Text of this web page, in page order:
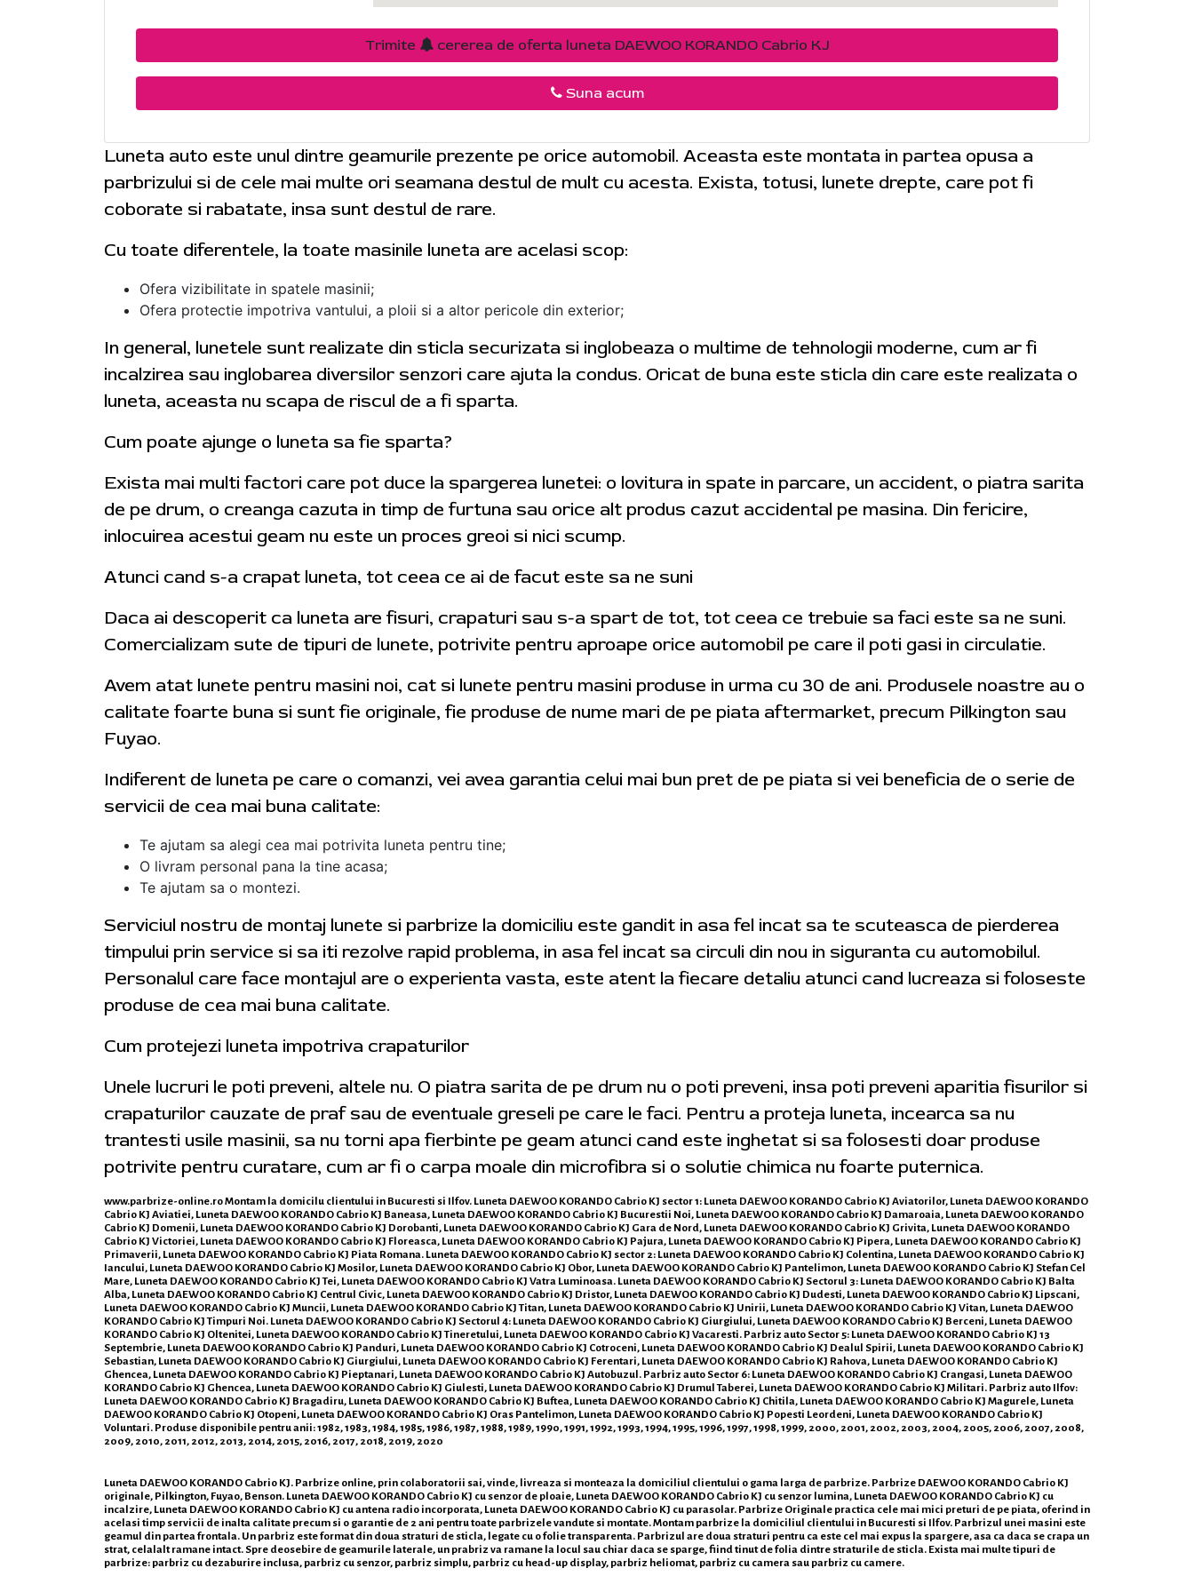
Trimite cererea de oferta luneta DAEWOO KORANDO Cabrio KJ
Suna acum
Luneta auto este unul dintre geamurile prezente pe orice automobil. Aceasta este montata in partea opusa a
parbrizului si de cele mai multe ori seamana destul de mult cu acesta. Exista, totusi, lunete drepte, care pot fi
coborate si rabatate, insa sunt destul de rare.
Cu toate diferentele, la toate masinile luneta are acelasi scop:
Ofera vizibilitate in spatele masinii;
Ofera protectie impotriva vantului, a ploii si a altor pericole din exterior;
In general, lunetele sunt realizate din sticla securizata si inglobeaza o multime de tehnologii moderne, cum ar fi
incalzirea sau inglobarea diversilor senzori care ajuta la condus. Oricat de buna este sticla din care este realizata o
luneta, aceasta nu scapa de riscul de a fi sparta.
Cum poate ajunge o luneta sa fie sparta?
Exista mai multi factori care pot duce la spargerea lunetei: o lovitura in spate in parcare, un accident, o piatra sarita
de pe drum, o creanga cazuta in timp de furtuna sau orice alt produs cazut accidental pe masina. Din fericire,
inlocuirea acestui geam nu este un proces greoi si nici scump.
Atunci cand s-a crapat luneta, tot ceea ce ai de facut este sa ne suni
Daca ai descoperit ca luneta are fisuri, crapaturi sau s-a spart de tot, tot ceea ce trebuie sa faci este sa ne suni.
Comercializam sute de tipuri de lunete, potrivite pentru aproape orice automobil pe care il poti gasi in circulatie.
Avem atat lunete pentru masini noi, cat si lunete pentru masini produse in urma cu 30 de ani. Produsele noastre au o
calitate foarte buna si sunt fie originale, fie produse de nume mari de pe piata aftermarket, precum Pilkington sau
Fuyao.
Indiferent de luneta pe care o comanzi, vei avea garantia celui mai bun pret de pe piata si vei beneficia de o serie de
servicii de cea mai buna calitate:
Te ajutam sa alegi cea mai potrivita luneta pentru tine;
O livram personal pana la tine acasa;
Te ajutam sa o montezi.
Serviciul nostru de montaj lunete si parbrize la domiciliu este gandit in asa fel incat sa te scuteasca de pierderea
timpului prin service si sa iti rezolve rapid problema, in asa fel incat sa circuli din nou in siguranta cu automobilul.
Personalul care face montajul are o experienta vasta, este atent la fiecare detaliu atunci cand lucreaza si foloseste
produse de cea mai buna calitate.
Cum protejezi luneta impotriva crapaturilor
Unele lucruri le poti preveni, altele nu. O piatra sarita de pe drum nu o poti preveni, insa poti preveni aparitia fisurilor si
crapaturilor cauzate de praf sau de eventuale greseli pe care le faci. Pentru a proteja luneta, incearca sa nu
trantesti usile masinii, sa nu torni apa fierbinte pe geam atunci cand este inghetat si sa folosesti doar produse
potrivite pentru curatare, cum ar fi o carpa moale din microfibra si o solutie chimica nu foarte puternica.
www.parbrize-online.roMontam la domicilu clientului in Bucuresti si Ilfov. Luneta DAEWOO KORANDO Cabrio KJ sector 1: Luneta DAEWOO KORANDO Cabrio KJ Aviatorilor, Luneta DAEWOO KORANDO
Cabrio KJ Aviatiei, Luneta DAEWOO KORANDO Cabrio KJ Baneasa, Luneta DAEWOO KORANDO Cabrio KJ Bucurestii Noi, Luneta DAEWOO KORANDO Cabrio KJ Damaroaia, Luneta DAEWOO KORANDO
Cabrio KJ Domenii, Luneta DAEWOO KORANDO Cabrio KJ Dorobanti, Luneta DAEWOO KORANDO Cabrio KJ Gara de Nord, Luneta DAEWOO KORANDO Cabrio KJ Grivita, Luneta DAEWOO KORANDO
Cabrio KJ Victoriei, Luneta DAEWOO KORANDO Cabrio KJ Floreasca, Luneta DAEWOO KORANDO Cabrio KJ Pajura, Luneta DAEWOO KORANDO Cabrio KJ Pipera, Luneta DAEWOO KORANDO Cabrio KJ
Primaverii, Luneta DAEWOO KORANDO Cabrio KJ Piata Romana. Luneta DAEWOO KORANDO Cabrio KJ sector 2: Luneta DAEWOO KORANDO Cabrio KJ Colentina, Luneta DAEWOO KORANDO Cabrio KJ
Iancului, Luneta DAEWOO KORANDO Cabrio KJ Mosilor, Luneta DAEWOO KORANDO Cabrio KJ Obor, Luneta DAEWOO KORANDO Cabrio KJ Pantelimon, Luneta DAEWOO KORANDO Cabrio KJ Stefan Cel
Mare, Luneta DAEWOO KORANDO Cabrio KJ Tei, Luneta DAEWOO KORANDO Cabrio KJ Vatra Luminoasa. Luneta DAEWOO KORANDO Cabrio KJ Sectorul 3: Luneta DAEWOO KORANDO Cabrio KJ Balta
Alba, Luneta DAEWOO KORANDO Cabrio KJ Centrul Civic, Luneta DAEWOO KORANDO Cabrio KJ Dristor, Luneta DAEWOO KORANDO Cabrio KJ Dudesti, Luneta DAEWOO KORANDO Cabrio KJ Lipscani,
Luneta DAEWOO KORANDO Cabrio KJ Muncii, Luneta DAEWOO KORANDO Cabrio KJ Titan, Luneta DAEWOO KORANDO Cabrio KJ Unirii, Luneta DAEWOO KORANDO Cabrio KJ Vitan, Luneta DAEWOO
KORANDO Cabrio KJ Timpuri Noi. Luneta DAEWOO KORANDO Cabrio KJ Sectorul 4: Luneta DAEWOO KORANDO Cabrio KJ Giurgiului, Luneta DAEWOO KORANDO Cabrio KJ Berceni, Luneta DAEWOO
KORANDO Cabrio KJ Oltenitei, Luneta DAEWOO KORANDO Cabrio KJ Tineretului, Luneta DAEWOO KORANDO Cabrio KJ Vacaresti. Parbriz auto Sector 5: Luneta DAEWOO KORANDO Cabrio KJ 13
Septembrie, Luneta DAEWOO KORANDO Cabrio KJ Panduri, Luneta DAEWOO KORANDO Cabrio KJ Cotroceni, Luneta DAEWOO KORANDO Cabrio KJ Dealul Spirii, Luneta DAEWOO KORANDO Cabrio KJ
Sebastian, Luneta DAEWOO KORANDO Cabrio KJ Giurgiului, Luneta DAEWOO KORANDO Cabrio KJ Ferentari, Luneta DAEWOO KORANDO Cabrio KJ Rahova, Luneta DAEWOO KORANDO Cabrio KJ
Ghencea, Luneta DAEWOO KORANDO Cabrio KJ Pieptanari, Luneta DAEWOO KORANDO Cabrio KJ Autobuzul. Parbriz auto Sector 6: Luneta DAEWOO KORANDO Cabrio KJ Crangasi, Luneta DAEWOO
KORANDO Cabrio KJ Ghencea, Luneta DAEWOO KORANDO Cabrio KJ Giulesti, Luneta DAEWOO KORANDO Cabrio KJ Drumul Taberei, Luneta DAEWOO KORANDO Cabrio KJ Militari. Parbriz auto Ilfov:
Luneta DAEWOO KORANDO Cabrio KJ Bragadiru, Luneta DAEWOO KORANDO Cabrio KJ Buftea, Luneta DAEWOO KORANDO Cabrio KJ Chitila, Luneta DAEWOO KORANDO Cabrio KJ Magurele, Luneta
DAEWOO KORANDO Cabrio KJ Otopeni, Luneta DAEWOO KORANDO Cabrio KJ Oras Pantelimon, Luneta DAEWOO KORANDO Cabrio KJ Popesti Leordeni, Luneta DAEWOO KORANDO Cabrio KJ
Voluntari. Produse disponibile pentru anii: 1982, 1983, 1984, 1985, 1986, 1987, 1988, 1989, 1990, 1991, 1992, 1993, 1994, 1995, 1996, 1997, 1998, 1999, 2000, 2001, 2002, 2003, 2004, 2005, 2006, 2007, 2008,
2009, 2010, 2011, 2012, 2013, 2014, 2015, 2016, 2017, 2018, 2019, 2020
Luneta DAEWOO KORANDO Cabrio KJ. Parbrize online, prin colaboratorii sai, vinde, livreaza si monteaza la domiciliul clientului o gama larga de parbrize. Parbrize DAEWOO KORANDO Cabrio KJ
originale, Pilkington, Fuyao, Benson. Luneta DAEWOO KORANDO Cabrio KJ cu senzor de ploaie, Luneta DAEWOO KORANDO Cabrio KJ cu senzor lumina, Luneta DAEWOO KORANDO Cabrio KJ cu
incalzire, Luneta DAEWOO KORANDO Cabrio KJ cu antena radio incorporata, Luneta DAEWOO KORANDO Cabrio KJ cu parasolar. Parbrize Originale practica cele mai mici preturi de pe piata, oferind in
acelasi timp servicii de inalta calitate precum si o garantie de 2 ani pentru toate parbrizele vandute si montate. Montam parbrize la domiciliul clientului in Bucuresti si Ilfov. Parbrizul unei masini este
geamul din partea frontala. Un parbriz este format din doua straturi de sticla, legate cu o folie transparenta. Parbrizul are doua straturi pentru ca este cel mai expus la spargere, asa ca daca se crapa un
strat, celalalt ramane intact. Spre deosebire de geamurile laterale, un prabriz va ramane la locul sau chiar daca se sparge, fiind tinut de folia dintre straturile de sticla. Exista mai multe tipuri de
parbrize: parbriz cu dezaburire inclusa, parbriz cu senzor, parbriz simplu, parbriz cu head-up display, parbriz heliomat, parbriz cu camera sau parbriz cu camere.